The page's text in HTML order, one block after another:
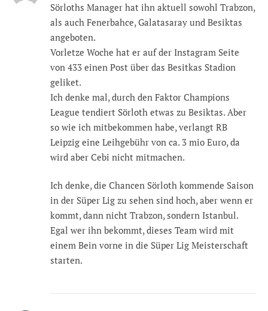
Sörloths Manager hat ihn aktuell sowohl Trabzon,
als auch Fenerbahce, Galatasaray und Besiktas
angeboten.
Vorletze Woche hat er auf der Instagram Seite
von 433 einen Post über das Besitkas Stadion
geliket.
Ich denke mal, durch den Faktor Champions
League tendiert Sörloth etwas zu Besiktas. Aber
so wie ich mitbekommen habe, verlangt RB
Leipzig eine Leihgebühr von ca. 3 mio Euro, da
wird aber Cebi nicht mitmachen.
Ich denke, die Chancen Sörloth kommende Saison
in der Süper Lig zu sehen sind hoch, aber wenn er
kommt, dann nicht Trabzon, sondern Istanbul.
Egal wer ihn bekommt, dieses Team wird mit
einem Bein vorne in die Süper Lig Meisterschaft
starten.